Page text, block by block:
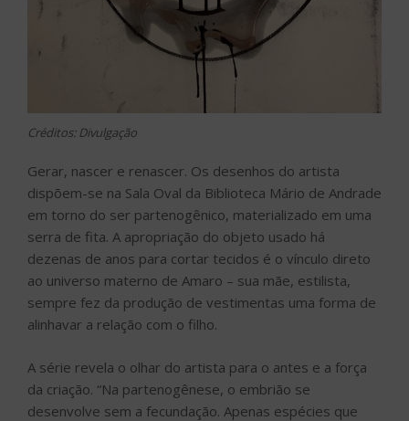
Créditos: Divulgação
Gerar, nascer e renascer. Os desenhos do artista
dispõem-se na Sala Oval da Biblioteca Mário de Andrade
em torno do ser partenogênico, materializado em uma
serra de fita. A apropriação do objeto usado há
dezenas de anos para cortar tecidos é o vínculo direto
ao universo materno de Amaro – sua mãe, estilista,
sempre fez da produção de vestimentas uma forma de
alinhavar a relação com o filho.
A série revela o olhar do artista para o antes e a força
da criação. “Na partenogênese, o embrião se
desenvolve sem a fecundação. Apenas espécies que